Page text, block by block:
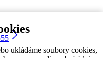
ukládáme soubory cookies,